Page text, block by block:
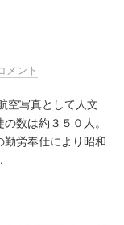
メント
空写真として人文
数は約３５０人。
労奉仕により昭和